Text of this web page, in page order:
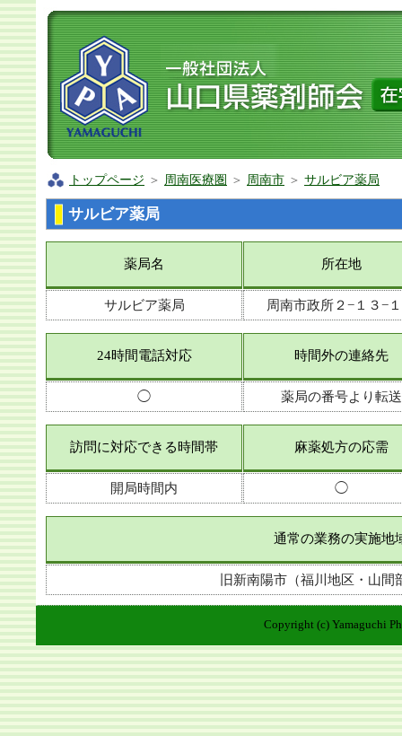
トップページ ＞ 周南医療圏 ＞ 周南市 ＞ サルビア薬局
サルビア薬局
薬局名 所在地
サルビア薬局 周南市政所２−１３−
24時間電話対応 時間外の連絡先
◯ 薬局の番号より転送
訪問に対応できる時間帯 麻薬処方の応需
開局時間内 ◯
通常の業務の実施地
旧新南陽市（福川地区・山間
Copyright (c) Yamaguchi